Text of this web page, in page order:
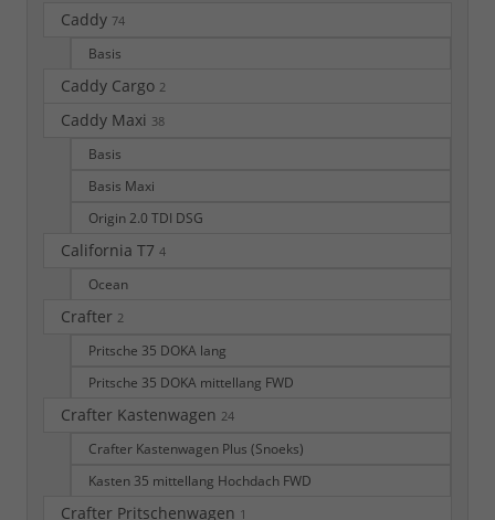
Caddy 74
Basis
Caddy Cargo 2
Caddy Maxi 38
Basis
Basis Maxi
Origin 2.0 TDI DSG
California T7 4
Ocean
Crafter 2
Pritsche 35 DOKA lang
Pritsche 35 DOKA mittellang FWD
Crafter Kastenwagen 24
Crafter Kastenwagen Plus (Snoeks)
Kasten 35 mittellang Hochdach FWD
Crafter Pritschenwagen 1